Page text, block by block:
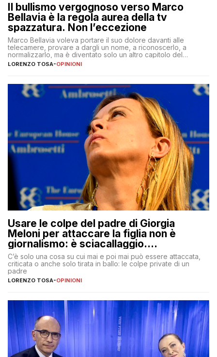
Il bullismo vergognoso verso Marco
Bellavia è la regola aurea della tv
spazzatura. Non l’eccezione
Marco Bellavia voleva portare il suo dolore davanti alle
telecamere, provare a dargli un nome, a riconoscerlo, a
normalizzarlo, ma è diventato solo un altro capitolo del
copione
LORENZO TOSA-OPINIONI
Usare le colpe del padre di Giorgia
Meloni per attaccare la figlia non è
giornalismo: è sciacallaggio.
Dimostriamo di essere diversi
C’è solo una cosa su cui mai e poi mai può essere attaccata,
criticata o anche solo tirata in ballo: le colpe private di un
padre
LORENZO TOSA-OPINIONI